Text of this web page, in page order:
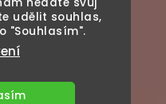
udělit souhlas,
"Souhlasím".